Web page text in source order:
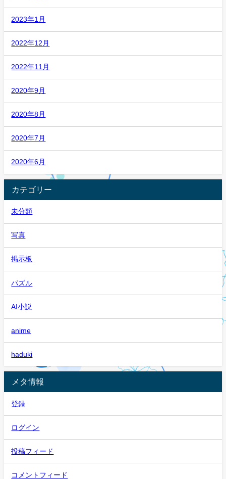
2023年1月
2022年12月
2022年11月
2020年9月
2020年8月
2020年7月
2020年6月
カテゴリー
未分類
写真
掲示板
パズル
AI小説
anime
haduki
メタ情報
登録
ログイン
投稿フィード
コメントフィード